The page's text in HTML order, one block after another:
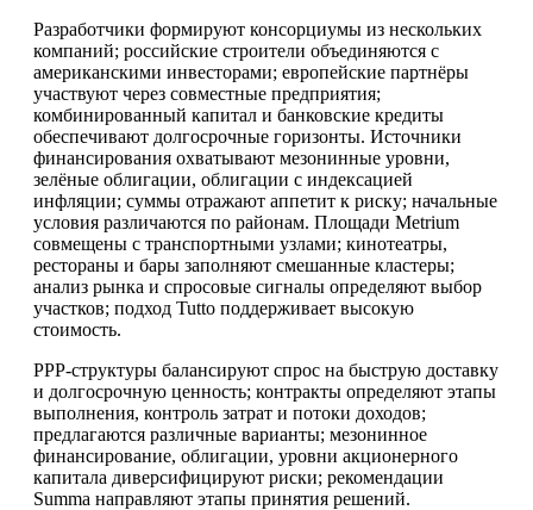
Разработчики формируют консорциумы из нескольких
компаний; российские строители объединяются с
американскими инвесторами; европейские партнёры
участвуют через совместные предприятия;
комбинированный капитал и банковские кредиты
обеспечивают долгосрочные горизонты. Источники
финансирования охватывают мезонинные уровни,
зелёные облигации, облигации с индексацией
инфляции; суммы отражают аппетит к риску; начальные
условия различаются по районам. Площади Metrium
совмещены с транспортными узлами; кинотеатры,
рестораны и бары заполняют смешанные кластеры;
анализ рынка и спросовые сигналы определяют выбор
участков; подход Tutto поддерживает высокую
стоимость.
PPP-структуры балансируют спрос на быструю доставку
и долгосрочную ценность; контракты определяют этапы
выполнения, контроль затрат и потоки доходов;
предлагаются различные варианты; мезонинное
финансирование, облигации, уровни акционерного
капитала диверсифицируют риски; рекомендации
Summa направляют этапы принятия решений.